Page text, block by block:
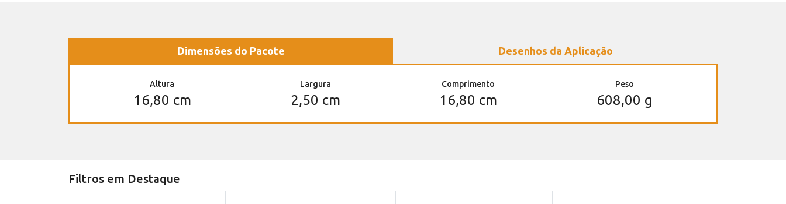
Dimensões do Pacote Desenhos da Aplicação
Altura
16,80 cm
Largura
2,50 cm
Comprimento
16,80 cm
Peso
608,00 g
Filtros em Destaque